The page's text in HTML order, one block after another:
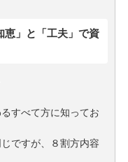
恵」と「工夫」で資
すべて方に知ってお
ですが、８割方内容